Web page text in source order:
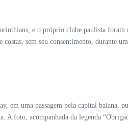
e o próprio clube paulista
sem seu consentimento, durante
em uma passagem pela capital baiana,
A foto, acompanhada da legenda